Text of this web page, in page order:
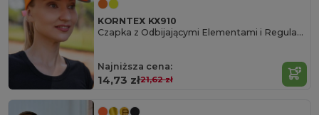
KORNTEX KX910
Czapka z Odbijającymi Elementami i Regulacją
Najniższa cena:
14,73 zł21,62 zł